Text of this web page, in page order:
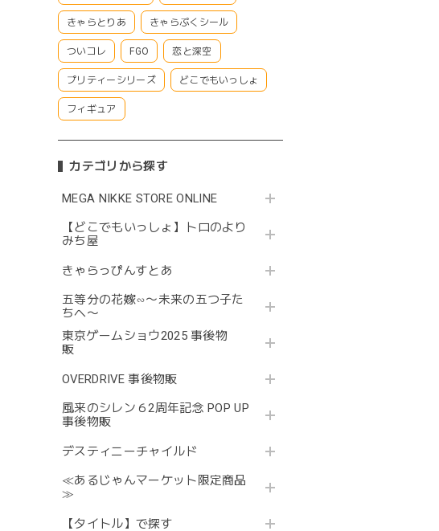
きゃらとりあ きゃらぷくシール
ついコレ FGO 恋と深空
プリティーシリーズ どこでもいっしょ
フィギュア
カテゴリから探す
MEGA NIKKE STORE ONLINE
【どこでもいっしょ】トロのより
みち屋
きゃらっぴんすとあ
五等分の花嫁∽〜未来の五つ子た
ちへ〜
東京ゲームショウ2025 事後物
販
OVERDRIVE 事後物販
風来のシレン６2周年記念 POP UP
事後物販
デスティニーチャイルド
≪あるじゃんマーケット限定商品
≫
【タイトル】で探す